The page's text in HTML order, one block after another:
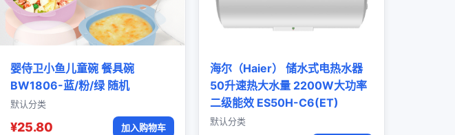
婴侍卫小鱼儿童碗 餐具碗
BW1806-蓝/粉/绿 随机
默认分类
¥25.80 加入购物车
海尔（Haier） 储水式电热水器
50升速热大水量 2200W大功率
二级能效 ES50H-C6(ET)
默认分类